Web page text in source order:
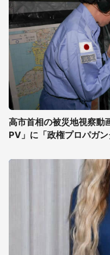
高市首相の被災地視察動
PV」に「政権プロパガ